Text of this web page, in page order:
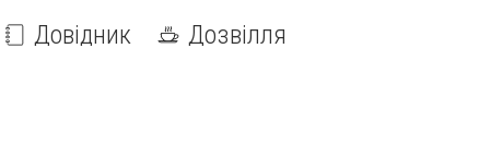
Довідник Дозвілля